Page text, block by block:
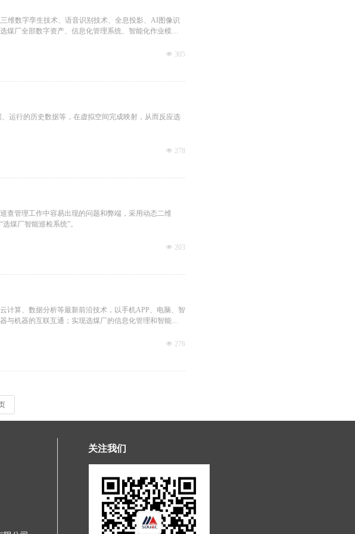
维数字孪生技术、语音识别技术、全息投影、AI图像识
煤厂全部数字资产、信息化管理系统、智能化作业模块
넶 305
运行的历史数据等，在虚拟空间完成映射，从而反应选
넶 278
查管理工作中容易出现的问题和弊端，采用动态二维
煤厂智能巡检系统”。
넶 203
计算、数据分析等最新前沿技术，以手机APP、电脑、智
与机器的互联互通；实现选煤厂的信息化管理和智能化
也可以独立使用。
넶 276
关注我们